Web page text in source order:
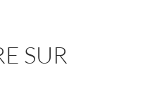
SUR